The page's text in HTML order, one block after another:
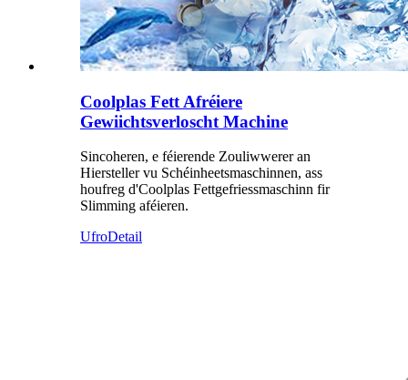
Coolplas Fett Afréiere
Gewiichtsverloscht Machine
Sincoheren, e féierende Zouliwwerer an
Hiersteller vu Schéinheetsmaschinnen, ass
houfreg d'Coolplas Fettgefriessmaschinn fir
Slimming aféieren.
UfroDetail